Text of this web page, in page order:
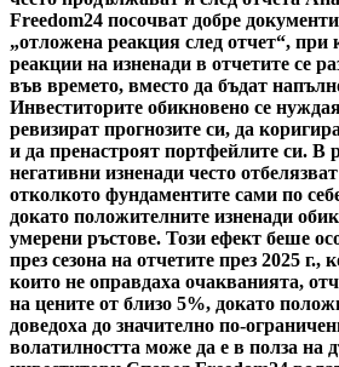
Freedom24 посочват добре
„отложена реакция след отчет“, при
реакции на изненади в отчетите се
във времето, вместо да бъдат
Инвеститорите обикновено се
ревизират прогнозите си, да
и да пренастроят портфейлите си. В
негативни изненади често
отколкото фундаментите сами по
докато положителните изненади
умерени ръстове. Този ефект беше
през сезона на отчетите през 2025 г.,
които не оправдаха очакванията,
на цените от близо 5%, докато
доведоха до значително по-
волатилността може да е в полза на